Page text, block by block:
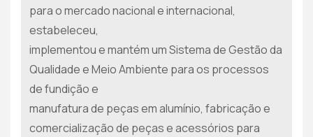
para o mercado nacional e internacional,
estabeleceu,
implementou e mantém um Sistema de Gestão da
Qualidade e Meio Ambiente para os processos
de fundição e
manufatura de peças em alumínio, fabricação e
comercialização de peças e acessórios para